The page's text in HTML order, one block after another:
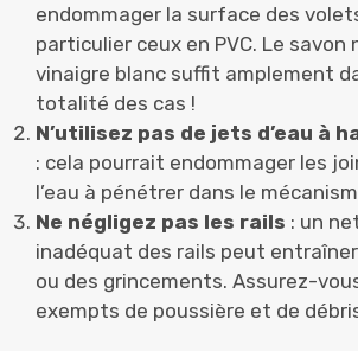
endommager la surface des
particulier ceux en PVC. Le savon
vinaigre blanc suffit amplement
totalité des cas !
N’utilisez pas de jets d’eau à
: cela pourrait endommager les
l’eau à pénétrer dans le
Ne négligez pas les rails : un
inadéquat des rails peut
ou des grincements. Assurez-
exempts de poussière et de